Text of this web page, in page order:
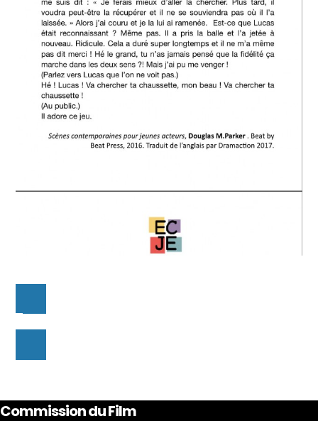
Commission du Film